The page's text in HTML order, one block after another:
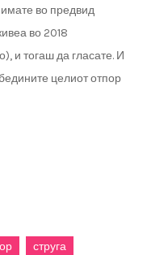
во предвид
во 2018
и тогаш да гласате. И
целиот отпор
струга